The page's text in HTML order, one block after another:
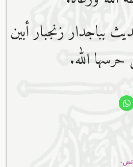
بباجدار زنجبار أبين
حرسها الله.